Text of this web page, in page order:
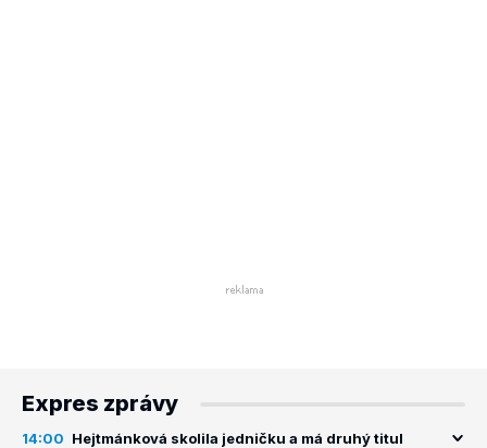
Expres zprávy
14:00 Hejtmánková skolila jedničku a má druhý titul